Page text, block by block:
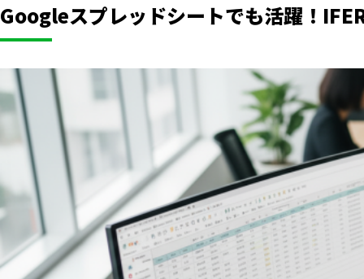
Googleスプレッドシートでも活躍！